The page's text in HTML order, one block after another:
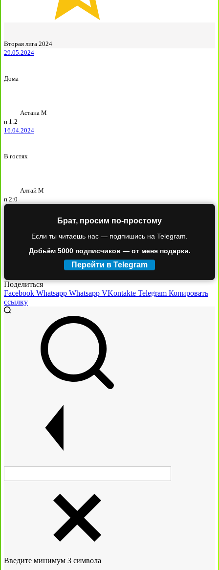
Вторая лига 2024
29.05.2024
Дома
Астана М
п 1:2
16.04.2024
В гостях
Алтай М
п 2:0
Брат, просим по-простому
Если ты читаешь нас — подпишись на Telegram.
Добьём 5000 подписчиков — от меня подарки.
Перейти в Telegram
Поделиться
Facebook Whatsapp Whatsapp VKontakte Telegram Копировать
ссылку
Введите минимум 3 символа